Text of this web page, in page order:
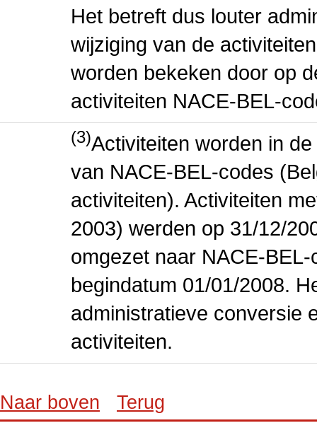
Het betreft dus louter
wijziging van de
worden bekeken door op
activiteiten NACE-BEL-
(3)Activiteiten worden in
van NACE-BEL-codes
activiteiten). Activiteiten
2003) werden op 31/12/
omgezet naar NACE-
begindatum 01/01/2008.
administratieve conversie
activiteiten.
Naar boven Terug